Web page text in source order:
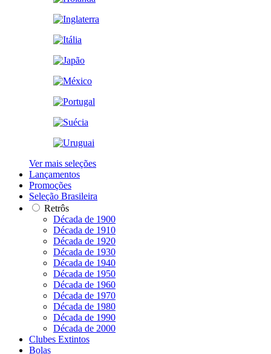
Ver mais seleções
Lançamentos
Promoções
Seleção Brasileira
Retrôs
Década de 1900
Década de 1910
Década de 1920
Década de 1930
Década de 1940
Década de 1950
Década de 1960
Década de 1970
Década de 1980
Década de 1990
Década de 2000
Clubes Extintos
Bolas